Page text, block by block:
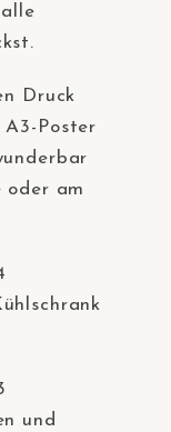
Druck
Poster
oder am
und